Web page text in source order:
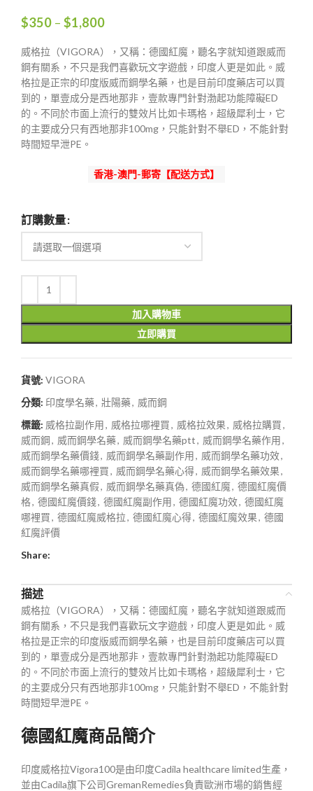
$350 – $1,800價
範
圍：
$350
到
$1,800
威格拉（VIGORA），又稱：德國紅魔，聽名字就知道跟威而
鋼有關系，不只是我們喜歡玩文字遊戲，印度人更是如此。威
格拉是正宗的印度版威而鋼學名藥，也是目前印度藥店可以買
到的，單壹成分是西地那非，壹款專門針對渤起功能障礙ED
的。不同於市面上流行的雙效片比如卡瑪格，超級犀利士，它
的主要成分只有西地那非100mg，只能針對不舉ED，不能針對
時間短早泄PE。
香港-澳門-郵寄【配送方式】
訂購數量
加入購物車
立即購買
貨號: VIGORA
分類: 印度學名藥, 壯陽藥, 威而鋼
標籤: 威格拉副作用, 威格拉哪裡買, 威格拉效果, 威格拉購買,
威而鋼, 威而鋼學名藥, 威而鋼學名藥ptt, 威而鋼學名藥作用,
威而鋼學名藥價錢, 威而鋼學名藥副作用, 威而鋼學名藥功效,
威而鋼學名藥哪裡買, 威而鋼學名藥心得, 威而鋼學名藥效果,
威而鋼學名藥真假, 威而鋼學名藥真偽, 德國紅魔, 德國紅魔價
格, 德國紅魔價錢, 德國紅魔副作用, 德國紅魔功效, 德國紅魔
哪裡買, 德國紅魔威格拉, 德國紅魔心得, 德國紅魔效果, 德國
紅魔評價
Share:
描述
威格拉（VIGORA），又稱：德國紅魔，聽名字就知道跟威而
鋼有關系，不只是我們喜歡玩文字遊戲，印度人更是如此。威
格拉是正宗的印度版威而鋼學名藥，也是目前印度藥店可以買
到的，單壹成分是西地那非，壹款專門針對渤起功能障礙ED
的。不同於市面上流行的雙效片比如卡瑪格，超級犀利士，它
的主要成分只有西地那非100mg，只能針對不舉ED，不能針對
時間短早泄PE。
德國紅魔商品簡介
印度威格拉Vigora100是由印度Cadila healthcare limited生產，
並由Cadila旗下公司GremanRemedies負責歐洲市場的銷售經